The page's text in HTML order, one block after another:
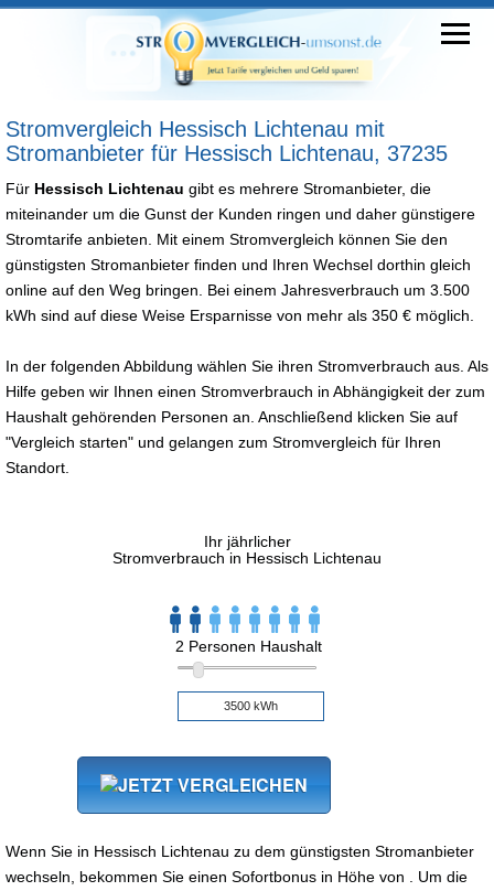
Stromvergleich Hessisch Lichtenau mit
Stromanbieter für Hessisch Lichtenau, 37235
Für Hessisch Lichtenau gibt es mehrere Stromanbieter, die
miteinander um die Gunst der Kunden ringen und daher günstigere
Stromtarife anbieten. Mit einem Stromvergleich können Sie den
günstigsten Stromanbieter finden und Ihren Wechsel dorthin gleich
online auf den Weg bringen. Bei einem Jahresverbrauch um 3.500
kWh sind auf diese Weise Ersparnisse von mehr als 350 € möglich.
In der folgenden Abbildung wählen Sie ihren Stromverbrauch aus. Als
Hilfe geben wir Ihnen einen Stromverbrauch in Abhängigkeit der zum
Haushalt gehörenden Personen an. Anschließend klicken Sie auf
"Vergleich starten" und gelangen zum Stromvergleich für Ihren
Standort.
Ihr jährlicher
Stromverbrauch in Hessisch Lichtenau
2 Personen Haushalt
Wenn Sie in Hessisch Lichtenau zu dem günstigsten Stromanbieter
wechseln, bekommen Sie einen Sofortbonus in Höhe von . Um die